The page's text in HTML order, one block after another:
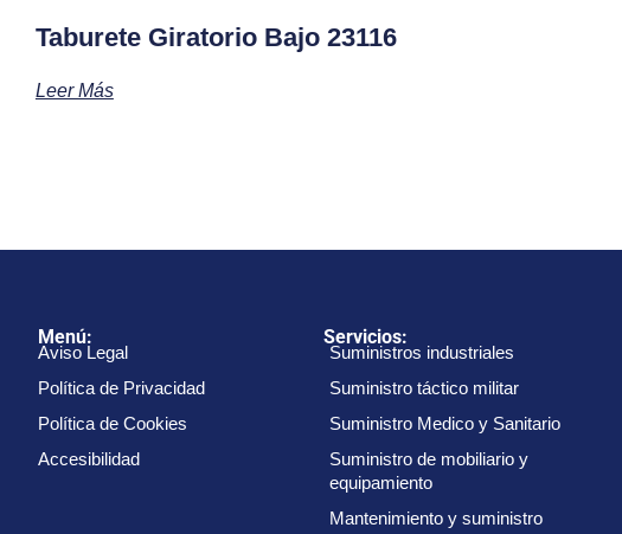
Taburete Giratorio Bajo 23116
Leer Más
Menú:
Aviso Legal
Política de Privacidad
Política de Cookies
Accesibilidad
Servicios:
Suministros industriales
Suministro táctico militar
Suministro Medico y Sanitario
Suministro de mobiliario y
equipamiento
Mantenimiento y suministro